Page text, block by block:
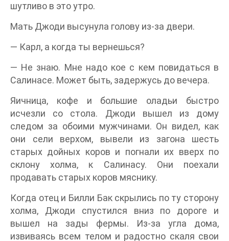
шутливо в это утро.
Мать Джоди высунула голову из-за двери.
— Карл, а когда ты вернешься?
— Не знаю. Мне надо кое с кем повидаться в
Салинасе. Может быть, задержусь до вечера.
Яичница, кофе и большие оладьи быстро
исчезли со стола. Джоди вышел из дому
следом за обоими мужчинами. Он видел, как
они сели верхом, вывели из загона шесть
старых дойных коров и погнали их вверх по
склону холма, к Салинасу. Они поехали
продавать старых коров мяснику.
Когда отец и Билли Бак скрылись по ту сторону
холма, Джоди спустился вниз по дороге и
вышел на зады фермы. Из-за угла дома,
извиваясь всем телом и радостно скаля свои